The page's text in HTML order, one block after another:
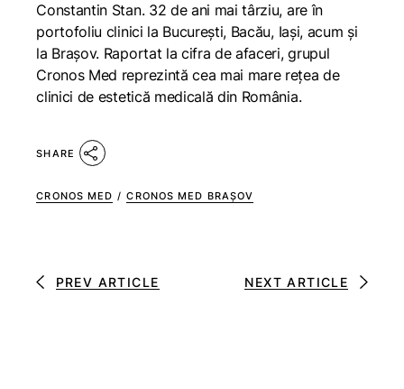
Constantin Stan. 32 de ani mai târziu, are în
portofoliu clinici la București, Bacău, Iași, acum și
la Brașov. Raportat la cifra de afaceri, grupul
Cronos Med reprezintă cea mai mare reţea de
clinici de estetică medicală din România.
SHARE
CRONOS MED / CRONOS MED BRAȘOV
PREV ARTICLE NEXT ARTICLE